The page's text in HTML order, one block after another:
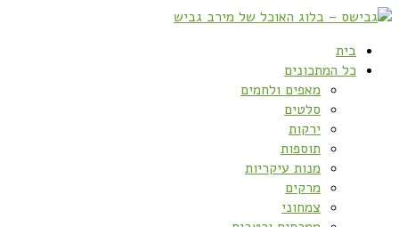
בית
כל המתכונים
מאפים ולחמים
סלטים
ירקות
תוספות
מנות עיקריות
מרקים
צמחוני